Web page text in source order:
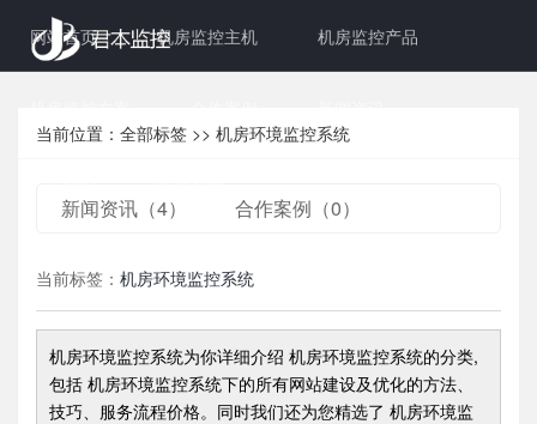
网站首页 机房监控主机 机房监控产品
当前位置： 全部标签 >> 机房环境监控系统
新闻资讯（4） 合作案例（0）
当前标签： 机房环境监控系统
机房环境监控系统为你详细介绍 机房环境监控系统的分类,
包括 机房环境监控系统下的所有网站建设及优化的方法、
技巧、服务流程价格。同时我们还为您精选了 机房环境监